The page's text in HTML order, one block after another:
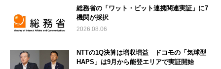
総務省の「ワット・ビット連携関連実証」に7
機関が採択
2026.08.06
NTTの1Q決算は増収増益 ドコモの「気球型
HAPS」は9月から能登エリアで実証開始